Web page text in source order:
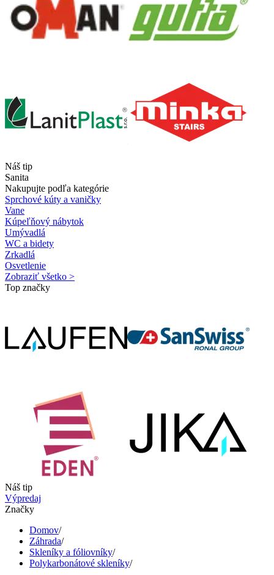
Náš tip
Sanita
Nakupujte podľa kategórie
Sprchové kúty a vaničky
Vane
Kúpeľňový nábytok
Umývadlá
WC a bidety
Zrkadlá
Osvetlenie
Zobraziť všetko >
Top značky
Náš tip
Výpredaj
Značky
Domov/
Záhrada/
Skleníky a fóliovníky/
Polykarbonátové skleníky/